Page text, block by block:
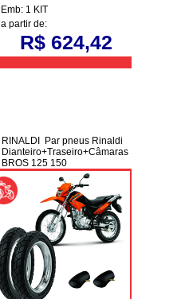
Emb: 1 KIT
a partir de:
R$ 624,42
RINALDI Par pneus Rinaldi
Dianteiro+Traseiro+Câmaras
BROS 125 150